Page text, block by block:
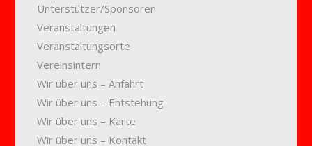
Unterstützer/Sponsoren
Veranstaltungen
Veranstaltungsorte
Vereinsintern
Wir über uns – Anfahrt
Wir über uns – Entstehung
Wir über uns – Karte
Wir über uns – Kontakt